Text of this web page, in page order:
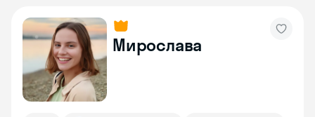
Мирослава